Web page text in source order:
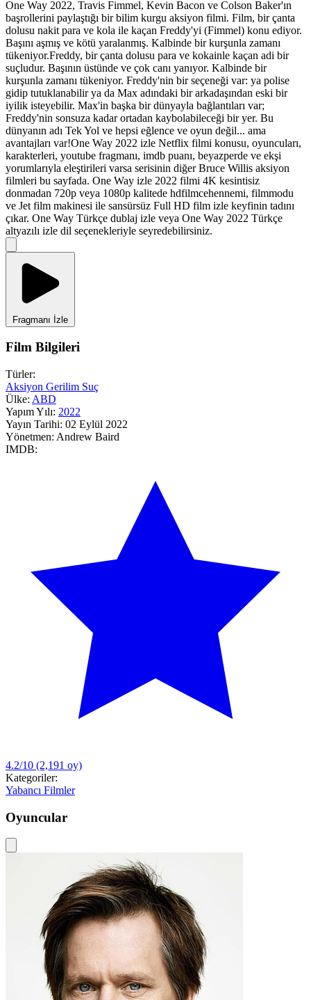
One Way 2022, Travis Fimmel, Kevin Bacon ve Colson Baker'ın
başrollerini paylaştığı bir bilim kurgu aksiyon filmi. Film, bir çanta
dolusu nakit para ve kola ile kaçan Freddy'yi (Fimmel) konu ediyor.
Başını aşmış ve kötü yaralanmış. Kalbinde bir kurşunla zamanı
tükeniyor.Freddy, bir çanta dolusu para ve kokainle kaçan adi bir
suçludur. Başının üstünde ve çok canı yanıyor. Kalbinde bir
kurşunla zamanı tükeniyor. Freddy'nin bir seçeneği var: ya polise
gidip tutuklanabilir ya da Max adındaki bir arkadaşından eski bir
iyilik isteyebilir. Max'in başka bir dünyayla bağlantıları var;
Freddy'nin sonsuza kadar ortadan kaybolabileceği bir yer. Bu
dünyanın adı Tek Yol ve hepsi eğlence ve oyun değil... ama
avantajları var!One Way 2022 izle Netflix filmi konusu, oyuncuları,
karakterleri, youtube fragmanı, imdb puanı, beyazperde ve ekşi
yorumlarıyla eleştirileri varsa serisinin diğer Bruce Willis aksiyon
filmleri bu sayfada. One Way izle 2022 filmi 4K kesintisiz
donmadan 720p veya 1080p kalitede hdfilmcehennemi, filmmodu
ve Jet film makinesi ile sansürsüz Full HD film izle keyfinin tadını
çıkar. One Way Türkçe dublaj izle veya One Way 2022 Türkçe
altyazılı izle dil seçenekleriyle seyredebilirsiniz.
Fragmanı İzle
Film Bilgileri
Türler:
Aksiyon Gerilim Suç
Ülke: ABD
Yapım Yılı: 2022
Yayın Tarihi: 02 Eylül 2022
Yönetmen: Andrew Baird
IMDB:
4.2/10 (2,191 oy)
Kategoriler:
Yabancı Filmler
Oyuncular